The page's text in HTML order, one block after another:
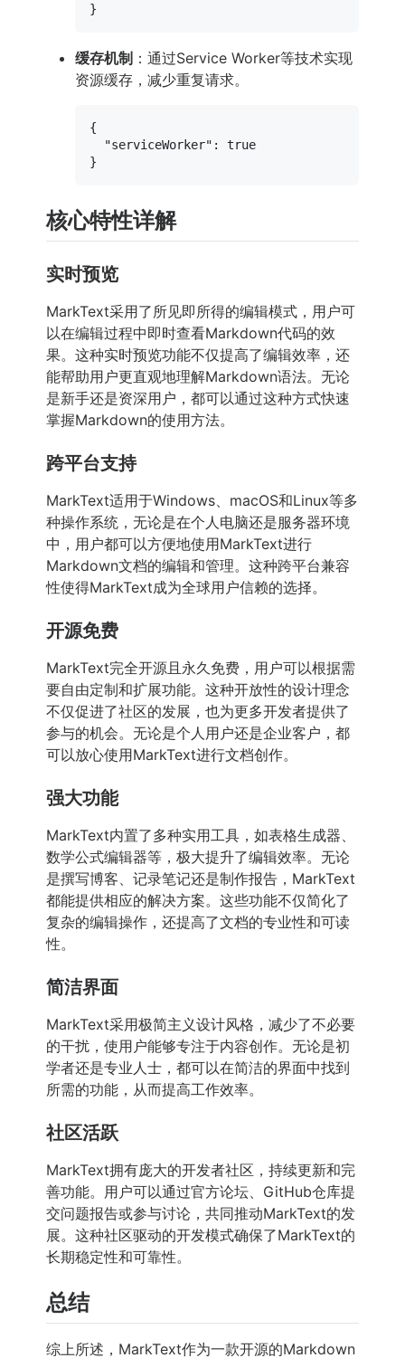
}
缓存机制 ：通过Service Worker等技术实现
资源缓存，减少重复请求。
{
"serviceWorker" :
true
}
核心特性详解
实时预览
MarkText采用了所见即所得的编辑模式，用户可
以在编辑过程中即时查看Markdown代码的效
果。这种实时预览功能不仅提高了编辑效率，还
能帮助用户更直观地理解Markdown语法。无论
是新手还是资深用户，都可以通过这种方式快速
掌握Markdown的使用方法。
跨平台支持
MarkText适用于Windows、macOS和Linux等多
种操作系统，无论是在个人电脑还是服务器环境
中，用户都可以方便地使用MarkText进行
Markdown文档的编辑和管理。这种跨平台兼容
性使得MarkText成为全球用户信赖的选择。
开源免费
MarkText完全开源且永久免费，用户可以根据需
要自由定制和扩展功能。这种开放性的设计理念
不仅促进了社区的发展，也为更多开发者提供了
参与的机会。无论是个人用户还是企业客户，都
可以放心使用MarkText进行文档创作。
强大功能
MarkText内置了多种实用工具，如表格生成器、
数学公式编辑器等，极大提升了编辑效率。无论
是撰写博客、记录笔记还是制作报告，MarkText
都能提供相应的解决方案。这些功能不仅简化了
复杂的编辑操作，还提高了文档的专业性和可读
性。
简洁界面
MarkText采用极简主义设计风格，减少了不必要
的干扰，使用户能够专注于内容创作。无论是初
学者还是专业人士，都可以在简洁的界面中找到
所需的功能，从而提高工作效率。
社区活跃
MarkText拥有庞大的开发者社区，持续更新和完
善功能。用户可以通过官方论坛、GitHub仓库提
交问题报告或参与讨论，共同推动MarkText的发
展。这种社区驱动的开发模式确保了MarkText的
长期稳定性和可靠性。
总结
综上所述，MarkText作为一款开源的Markdown